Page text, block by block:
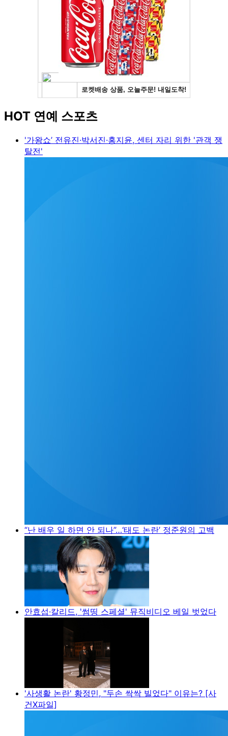
HOT 연예 스포츠
'가왕쇼’ 전유진·박서진·홍지윤, 센터 자리 위한 '관객 쟁
탈전'
“난 배우 일 하면 안 되나”…‘태도 논란’ 정준원의 고백
안효섭·칼리드, '썸띵 스페셜' 뮤직비디오 베일 벗었다
'사생활 논란' 황정민, "두손 싹싹 빌었다" 이유는? [사
건X파일]